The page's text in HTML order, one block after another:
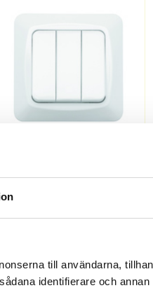
till användarna,
identifierare och
3x1-pol inf vit